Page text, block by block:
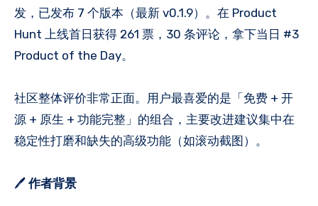
发，已发布 7 个版本（最新 v0.1.9）。在 Product
Hunt 上线首日获得 261 票，30 条评论，拿下当日 #3
Product of the Day。
社区整体评价非常正面。用户最喜爱的是「免费 + 开
源 + 原生 + 功能完整」的组合，主要改进建议集中在
稳定性打磨和缺失的高级功能（如滚动截图）。
🖊️ 作者背景